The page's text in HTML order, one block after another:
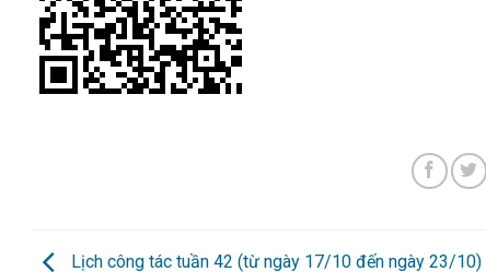
Lịch công tác tuần 42 (từ ngày 17/10 đến ngày 23/10)